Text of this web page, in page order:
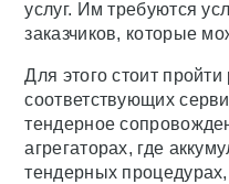
услуг. Им требуются
заказчиков, которые
Для этого стоит
соответствующих
тендерное
агрегаторах, где
тендерных